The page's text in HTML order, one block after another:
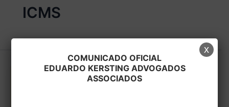
ICMS
COMUNICADO OFICIAL
EDUARDO KERSTING ADVOGADOS
ASSOCIADOS
x